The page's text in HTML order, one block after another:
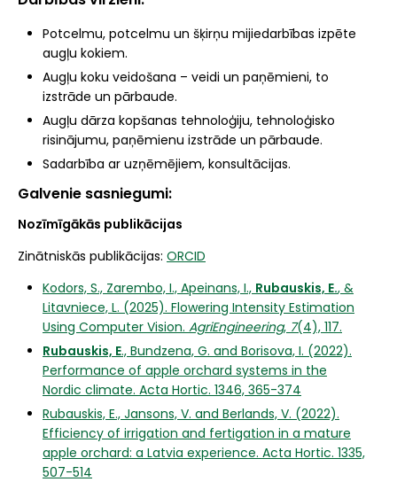
Potcelmu, potcelmu un šķirņu mijiedarbības izpēte
augļu kokiem.
Augļu koku veidošana – veidi un paņēmieni, to
izstrāde un pārbaude.
Augļu dārza kopšanas tehnoloģiju, tehnoloģisko
risinājumu, paņēmienu izstrāde un pārbaude.
Sadarbība ar uzņēmējiem, konsultācijas.
Galvenie sasniegumi
Nozīmīgākās publikācijas
Zinātniskās publikācijas: ORCID
Kodors, S., Zarembo, I., Apeinans, I., Rubauskis, E., &
Litavniece, L. (2025). Flowering Intensity Estimation
Using Computer Vision. AgriEngineering, 7(4), 117.
Rubauskis, E., Bundzena, G. and Borisova, I. (2022).
Performance of apple orchard systems in the
Nordic climate. Acta Hortic. 1346, 365-374
Rubauskis, E., Jansons, V. and Berlands, V. (2022).
Efficiency of irrigation and fertigation in a mature
apple orchard: a Latvia experience. Acta Hortic. 1335,
507-514